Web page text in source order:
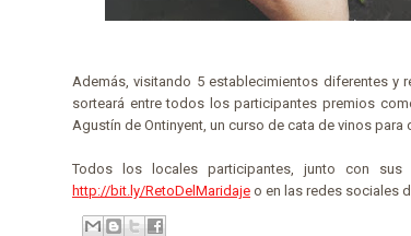
Además, visitando 5 establecimientos diferentes y
sorteará entre todos los participantes premios
Agustín de Ontinyent, un curso de cata de vinos
Todos los locales participantes, junto con
http://bit.ly/RetoDelMaridaje o en las redes sociales